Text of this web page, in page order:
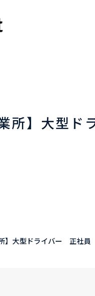
業所】大型
】大型ドライバー 正社員